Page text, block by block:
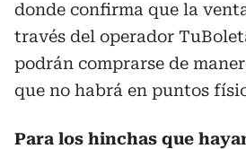
donde confirma que la
través del operador
podrán comprarse de
que no habrá en puntos
Para los hinchas que